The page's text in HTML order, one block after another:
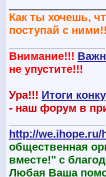
Как ты хочешь,
поступай с
Внимание!!!
не упустите!!!
Ура!!! Итоги
- наш форум в
http://we.ihope.ru/
общественная
вместе!" с
Любая Ваша